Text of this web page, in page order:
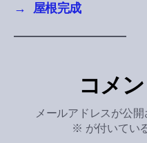
→
屋根完成
コメ
メールアドレスが公開
※ が付いてい